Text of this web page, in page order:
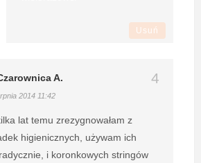
Usuń
A.
2014 11:42
lat temu zrezygnowałam z
higienicznych, używam ich
i koronkowych stringów